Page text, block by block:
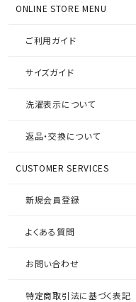
ONLINE STORE MENU
ご利用ガイド
サイズガイド
洗濯表示について
返品・交換について
CUSTOMER SERVICES
新規会員登録
よくある質問
お問い合わせ
特定商取引法に基づく表記